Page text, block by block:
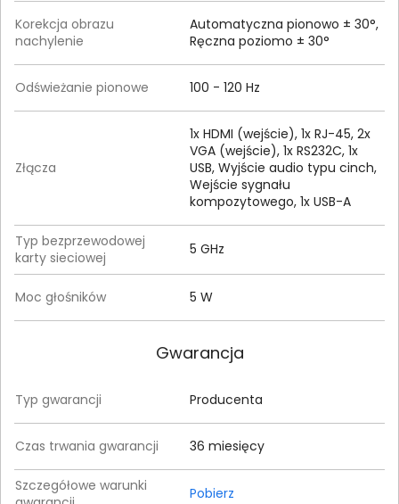
Korekcja obrazu
nachylenie
Automatyczna pionowo ± 30°,
Ręczna poziomo ± 30°
Odświeżanie pionowe 100 - 120 Hz
Złącza
1x HDMI (wejście), 1x RJ-45, 2x
VGA (wejście), 1x RS232C, 1x
USB, Wyjście audio typu cinch,
Wejście sygnału
kompozytowego, 1x USB-A
Typ bezprzewodowej
karty sieciowej
5 GHz
Moc głośników 5 W
Gwarancja
Typ gwarancji Producenta
Czas trwania gwarancji 36 miesięcy
Szczegółowe warunki
Pobierz